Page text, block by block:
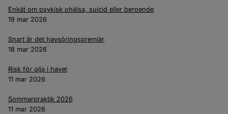
Enkät om psykisk ohälsa, suicid eller beroende
19 mar 2026
Snart är det havsöringspremiär
18 mar 2026
Risk för olja i havet
11 mar 2026
Sommarpraktik 2026
11 mar 2026